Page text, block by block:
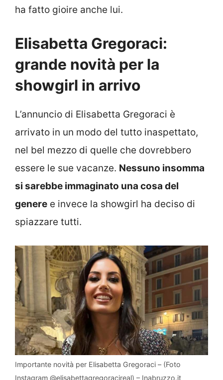
ha fatto gioire anche lui.
Elisabetta Gregoraci:
grande novità per la
showgirl in arrivo
L’annuncio di Elisabetta Gregoraci è
arrivato in un modo del tutto inaspettato,
nel bel mezzo di quelle che dovrebbero
essere le sue vacanze. Nessuno insomma
si sarebbe immaginato una cosa del
genere e invece la showgirl ha deciso di
spiazzare tutti.
Importante novità per Elisabetta Gregoraci – (Foto
Instagram @elisabettagregoracireal) – Inabruzzo.it